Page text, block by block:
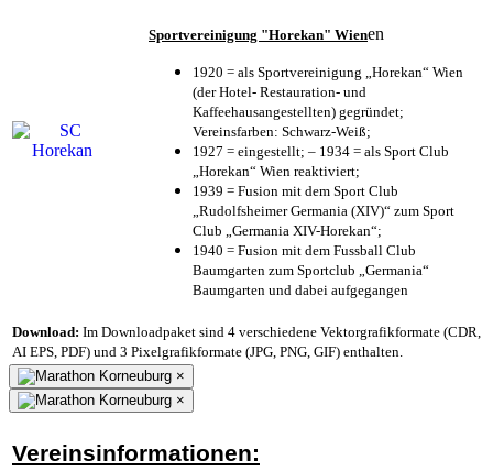
Sportvereinigung "Horekan" Wienen
1920 = als Sportvereinigung „Horekan“ Wien
(der Hotel- Restauration- und
Kaffeehausangestellten) gegründet;
Vereinsfarben: Schwarz-Weiß;
1927 = eingestellt; – 1934 = als Sport Club
„Horekan“ Wien reaktiviert;
1939 = Fusion mit dem Sport Club
„Rudolfsheimer Germania (XIV)“ zum Sport
Club „Germania XIV-Horekan“;
1940 = Fusion mit dem Fussball Club
Baumgarten zum Sportclub „Germania“
Baumgarten und dabei aufgegangen
Download: Im Downloadpaket sind 4 verschiedene Vektorgrafikformate (CDR,
AI EPS, PDF) und 3 Pixelgrafikformate (JPG, PNG, GIF) enthalten.
×
×
Vereinsinformationen: